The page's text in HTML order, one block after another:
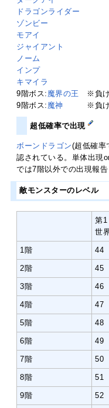
ドラゴンライダー
ゾンビー
モアイ
ジャイアント
ノーム
インプ
キマイラ
9階ボス: 魔界の王
※負け
9階ボス: 魔神 ※負ける
超低確率で出現
ボーンドラゴン(超低確率
認されている。単体出現
では7階以外での出現報
敵モンスターのレベル
第1
世
1階 44
2階 45
3階 46
4階 47
5階 48
6階 49
7階 50
8階 51
9階 52